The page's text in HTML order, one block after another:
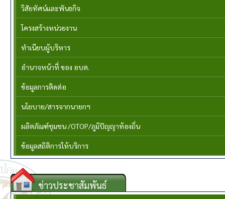
วิสัยทัศน์และพันธกิจ
โครงสร้างหน่วยงาน
ทำเนียบผู้บริหาร
อำนาจหน้าที่ ของ อบต.
ข้อมูลการติดต่อ
นโยบาย/สารจากนายกฯ
ผลิตภัณฑ์ชุมชน /OTOP/ภูมิปัญญาท้องถิ่น
ข้อมูลสถิติการให้บริการ
ข่าวประชาสัมพันธ์